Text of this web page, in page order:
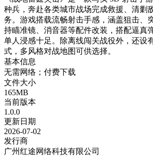
种兵，奔赴各类城市战场完成救援、清剿
务。游戏搭载流畅射击手感，涵盖狙击、
持瞄准镜、消音器等配件改装，搭配逼真
单人浸感十足。除离线闯关战役外，还设
式，多风格对战地图可供选择。
基本信息
无需网络；付费下载
文件大小
165MB
当前版本
1.0.0
更新日期
2026-07-02
发行商
广州红途网络科技有限公司